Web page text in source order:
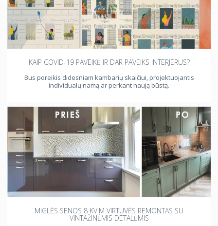
KAIP COVID-19 PAVEIKĖ IR DAR PAVEIKS INTERJERUS?
Bus poreikis didesniam kambarių skaičiui, projektuojantis
individualų namą ar perkant naują būstą.
MIGLĖS SENOS 8 KV.M VIRTUVĖS REMONTAS SU
VINTAŽINĖMIS DETALĖMIS